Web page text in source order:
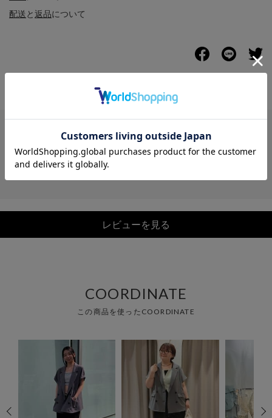
配送と返品について
レビュー
レビューを見る
COORDINATE
この商品を使ったCOORDINATE